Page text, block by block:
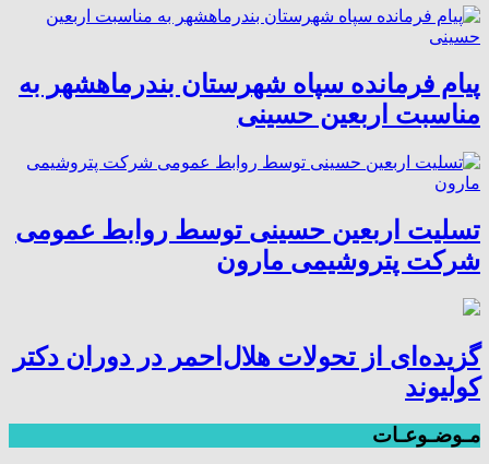
پیام فرمانده سپاه شهرستان بندرماهشهر به
مناسبت اربعین حسینی
تسلیت اربعین حسینی توسط روابط عمومی
شرکت پتروشیمی مارون
گزیده‌ای از تحولات هلال‌احمر در دوران دکتر
کولیوند
مـوضـوعـات